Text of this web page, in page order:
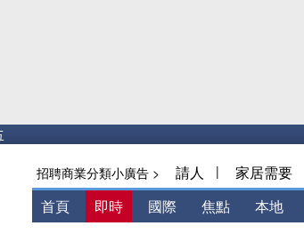
招聘商業分類小廣告 > 請人 | 家居需要
首頁 即時 國際 焦點 本地